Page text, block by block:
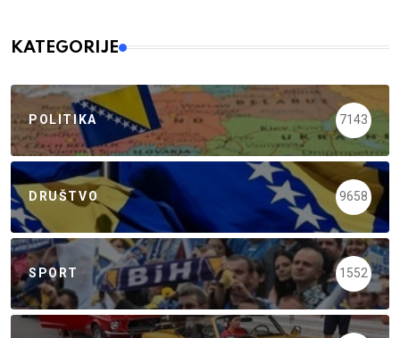
KATEGORIJE
POLITIKA 7143
DRUŠTVO 9658
SPORT 1552